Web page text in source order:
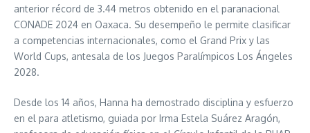
anterior récord de 3.44 metros obtenido en el paranacional
CONADE 2024 en Oaxaca. Su desempeño le permite clasificar
a competencias internacionales, como el Grand Prix y las
World Cups, antesala de los Juegos Paralímpicos Los Ángeles
2028.
Desde los 14 años, Hanna ha demostrado disciplina y esfuerzo
en el para atletismo, guiada por Irma Estela Suárez Aragón,